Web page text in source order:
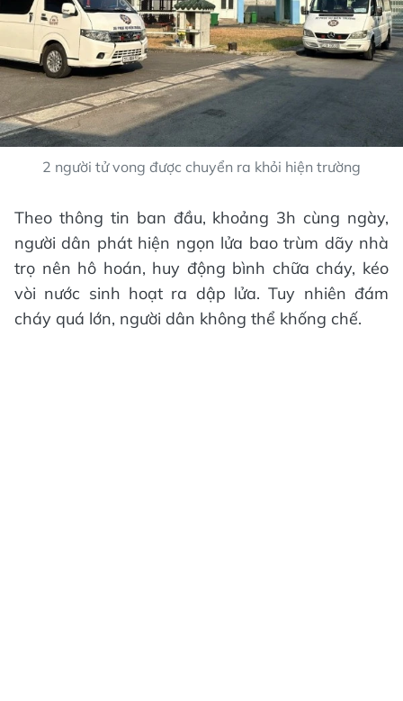
2 người tử vong được chuyển ra khỏi hiện trường
Theo thông tin ban đầu, khoảng 3h cùng ngày,
người dân phát hiện ngọn lửa bao trùm dãy nhà
trọ nên hô hoán, huy động bình chữa cháy, kéo
vòi nước sinh hoạt ra dập lửa. Tuy nhiên đám
cháy quá lớn, người dân không thể khống chế.